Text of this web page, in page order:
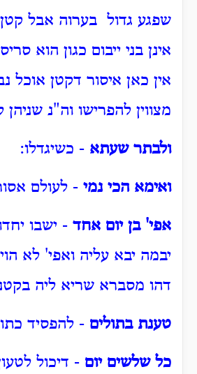
שפגע גדול בערוה אבל קטן
אינן בני ייבום כגון הוא
אין כאן איסור דקטן אוכל
מצווין להפרישו וה"נ שניהן
ולבתר שעתא - כשיגדלו:
ואימא הכי נמי - לעולם
אפי' בן יום אחד - ישבו
יבמה יבא עליה ואפי' לא
דהו מסברא שריא ליה
טענת בתולים - להפסיד
כל שלשים יום - דיכול